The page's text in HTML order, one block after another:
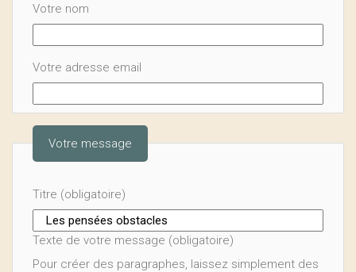
Votre nom
Votre adresse email
Votre message
Titre (obligatoire)
Texte de votre message (obligatoire)
Pour créer des paragraphes, laissez simplement des